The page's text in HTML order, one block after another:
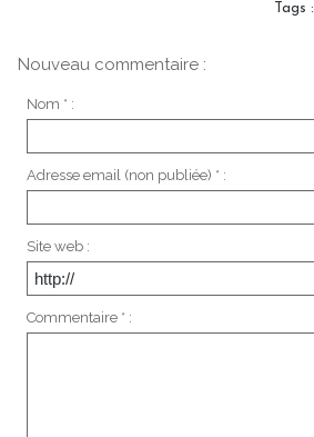
Tags :
Nouveau commentaire :
Nom * :
Adresse email (non publiée) * :
Site web :
Commentaire * :